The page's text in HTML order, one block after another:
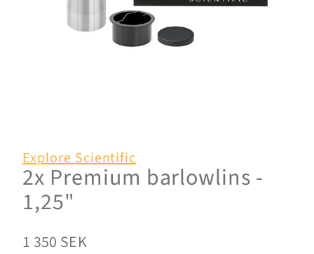
Explore Scientific
2x Premium barlowlins -
1,25"
Normalpris
1 350 SEK